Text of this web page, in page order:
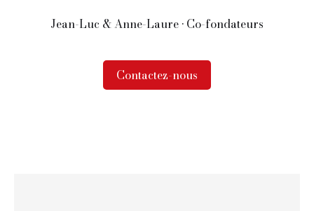
Jean-Luc & Anne-Laure • Co-fondateurs
Contactez-nous